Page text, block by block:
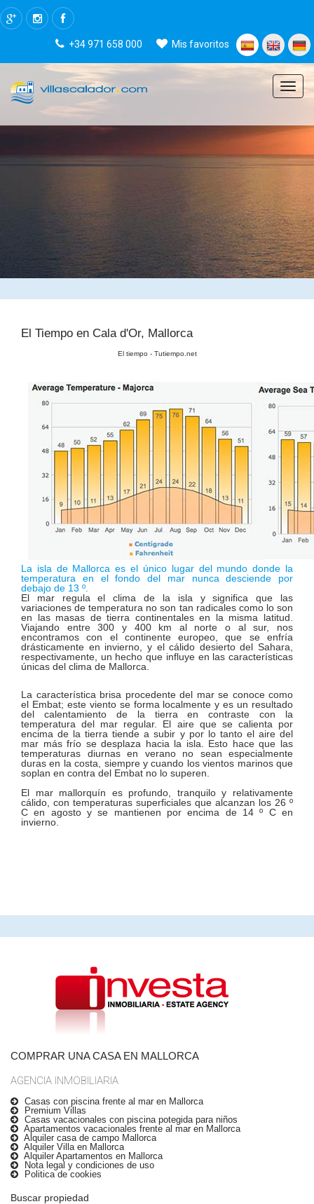
Mis favoritos
+34 971 658 000
Menu
El Tiempo en Cala d'Or, Mallorca
El tiempo - Tutiempo.net
La isla de Mallorca es el único lugar del mundo donde la
temperatura en el fondo del mar nunca desciende por
debajo de 13 º.
El mar regula el clima de la isla y significa que las
variaciones de temperatura no son tan radicales como lo son
en las masas de tierra continentales en la misma latitud.
Viajando entre 300 y 400 km al norte o al sur, nos
encontramos con el continente europeo, que se enfría
drásticamente en invierno, y el cálido desierto del Sahara,
respectivamente, un hecho que influye en las características
únicas del clima de Mallorca.
La característica brisa procedente del mar se conoce como
el Embat; este viento se forma localmente y es un resultado
del calentamiento de la tierra en contraste con la
temperatura del mar regular. El aire que se calienta por
encima de la tierra tiende a subir y por lo tanto el aire del
mar más frío se desplaza hacia la isla. Esto hace que las
temperaturas diurnas en verano no sean especialmente
duras en la costa, siempre y cuando los vientos marinos que
soplan en contra del Embat no lo superen.
El mar mallorquín es profundo, tranquilo y relativamente
cálido, con temperaturas superficiales que alcanzan los 26 º
C en agosto y se mantienen por encima de 14 º C en
invierno.
COMPRAR UNA CASA EN MALLORCA
AGENCIA INMOBILIARIA
Casas con piscina frente al mar en Mallorca
Premium Villas
Casas vacacionales con piscina potegida para niños
Apartamentos vacacionales frente al mar en Mallorca
Alquiler casa de campo Mallorca
Alquiler Villa en Mallorca
Alquiler Apartamentos en Mallorca
Nota legal y condiciones de uso
Politica de cookies
Buscar propiedad